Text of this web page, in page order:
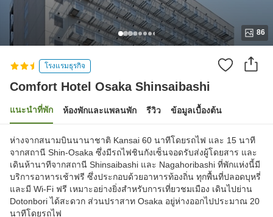
86
โรงแรมธุรกิจ
Comfort Hotel Osaka Shinsaibashi
แนะนำที่พัก ห้องพักและแพลนพัก รีวิว ข้อมูลเบื้องต้น
ห่างจากสนามบินนานาชาติ Kansai 60 นาทีโดยรถไฟ และ 15 นาที
จากสถานี Shin-Osaka ซึ่งมีรถไฟชินกังเซ็นจอดรับส่งผู้โดยสาร และ
เดินห้านาทีจากสถานี Shinsaibashi และ Nagahoribashi ที่พักแห่งนี้มี
บริการอาหารเช้าฟรี ซึ่งประกอบด้วยอาหารท้องถิ่น ทุกพื้นที่ปลอดบุหรี่
และมี Wi-Fi ฟรี เหมาะอย่างยิ่งสำหรับการเที่ยวชมเมือง เดินไปย่าน
Dotonbori ได้สะดวก ส่วนปราสาท Osaka อยู่ห่างออกไปประมาณ 20
นาทีโดยรถไฟ